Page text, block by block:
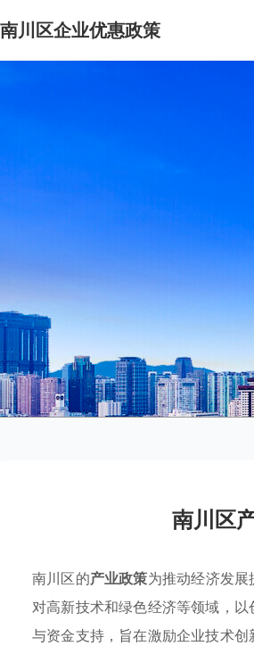
南川区企业优惠政策
南川区
南川区的产业政策为推动经济发
对高新技术和绿色经济等领域，
与资金支持，旨在激励企业技术